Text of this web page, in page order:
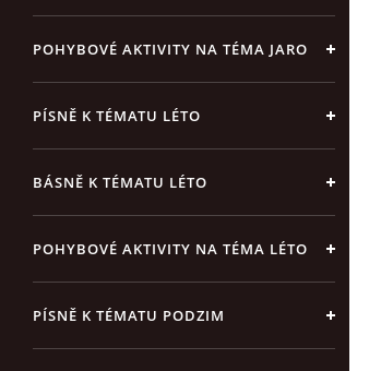
POHYBOVÉ AKTIVITY NA TÉMA JARO
PÍSNĚ K TÉMATU LÉTO
BÁSNĚ K TÉMATU LÉTO
POHYBOVÉ AKTIVITY NA TÉMA LÉTO
PÍSNĚ K TÉMATU PODZIM